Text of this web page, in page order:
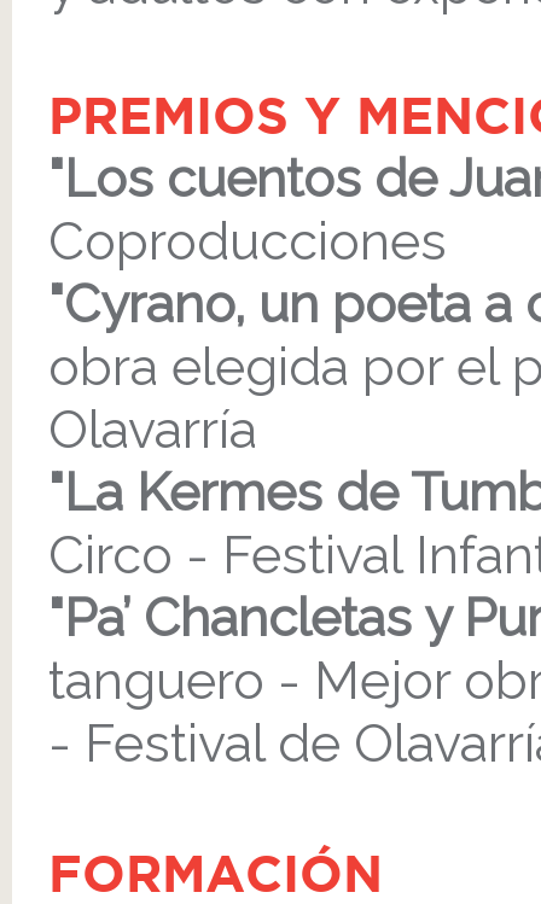
PREMIOS Y
"Los cuentos de
Coproducciones
"Cyrano, un poeta a
obra elegida por el
Olavarría
"La Kermes de
Circo - Festival
"Pa’ Chancletas y
tanguero - Mejor
- Festival de
FORMACIÓN